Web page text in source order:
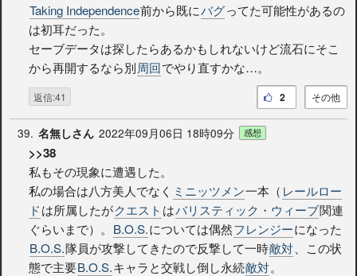
Taking Independence前から既にバグってた可能性があるの
は初耳だった。
セーブデータは探したらあるかもしれないけど流石にそこ
から再開するなら別周回でやり直すかな…。
返信:41 その他
2
39. 名無しさん 2022年09月06日 18時09分 感想
>>38
私もその現象に遭遇した。
私の場合は八方美人でなく ミニッツメン一本（ レールロー
ドは所属したがクエスト はバリスティック・ウィーブ関連
ぐらいまで）。 B.O.S.については偶然フレンジーになった
B.O.S.隊員が攻撃してきたので反撃して一時敵対 、この状
態で主要B.O.S.キャラと交戦し倒し永続敵対。